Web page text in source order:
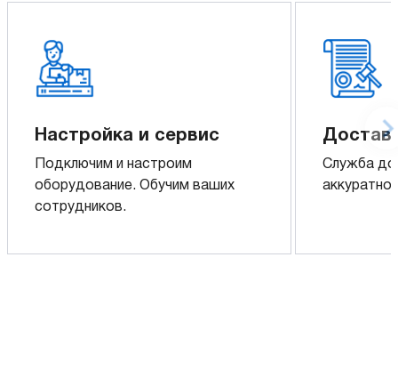
Настройка и сервис
Подключим и настроим
оборудование. Обучим ваших
сотрудников.
Служба
аккуратно